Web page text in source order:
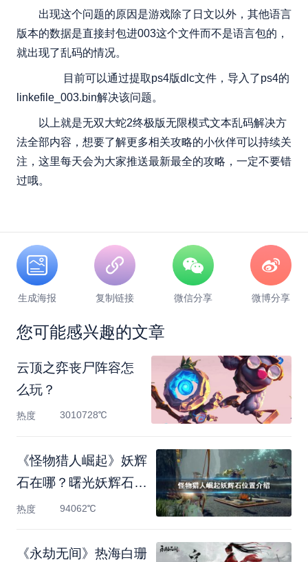
出现这个问题的原因是游戏除了日文以外，其他语言
版本的数据是直接封包进003这个文件而不是语言包的，
就出现了乱码的情况。
目前可以通过提取ps4版dlc文件，导入了ps4的
linkefile_003.bin解决该问题。
以上就是无双大蛇2终极版无限模式文本乱码解决方
法全部内容，想要了解更多相关攻略的小伙伴可以持续关
注，这里每天会为大家推送最新最全的攻略，一定不要错
过哦。
生成海报 复制链接 微信分享 微博分享
您可能感兴趣的文章
云顶之弈丧尸阵容怎
么玩？
热度 3010728℃
《怪物猎人崛起》妖辉
石在哪？曙光妖辉石位
置
热度 94062℃
《永劫无间》热海白珊